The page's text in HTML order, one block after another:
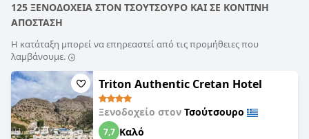
125 ΞΕΝΟΔΟΧΕΙΑ ΣΤΟΝ ΤΣΟΥΤΣΟΥΡΟ ΚΑΙ ΣΕ ΚΟΝΤΙΝΗ
ΑΠΟΣΤΑΣΗ
Η κατάταξη μπορεί να επηρεαστεί από τις προμήθειες που
λαμβάνουμε.
Triton Authentic Cretan Hotel
Ξενοδοχείο στον Τσούτσουρο
7,7 Καλό